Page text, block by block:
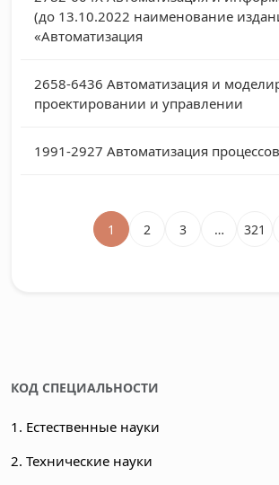
(до 13.10.2022 наименование
«Автоматизация
2658-6436 Автоматизация и
проектировании и управлении
1991-2927 Автоматизация
1 2 3 … 321
КОД СПЕЦИАЛЬНОСТИ
1. Естественные науки
2. Технические науки